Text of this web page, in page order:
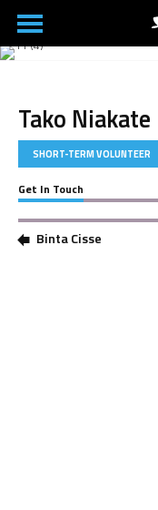
Tako Niakate
SHORT-TERM VOLUNTEER
Get In Touch
Binta Cisse